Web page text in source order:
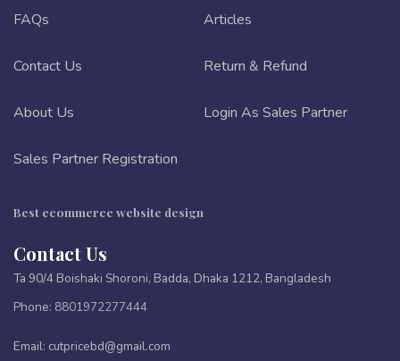
FAQs Articles
Contact Us Return & Refund
About Us Login As Sales Partner
Sales Partner Registration
Best ecommerce website design
Contact Us
Ta 90/4 Boishaki Shoroni, Badda, Dhaka 1212, Bangladesh
Phone: 8801972277444
Email: cutpricebd@gmail.com